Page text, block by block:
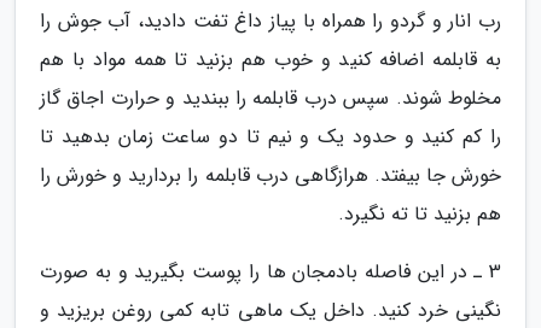
رب انار و گردو را همراه با پیاز داغ تفت دادید، آب جوش را
به قابلمه اضافه کنید و خوب هم بزنید تا همه مواد با هم
مخلوط شوند. سپس درب قابلمه را ببندید و حرارت اجاق گاز
را کم کنید و حدود یک و نیم تا دو ساعت زمان بدهید تا
خورش جا بیفتد. هرازگاهی درب قابلمه را بردارید و خورش را
هم بزنید تا ته نگیرد.
3 ـ در این فاصله بادمجان ها را پوست بگیرید و به صورت
نگینی خرد کنید. داخل یک ماهی تابه کمی روغن بریزید و